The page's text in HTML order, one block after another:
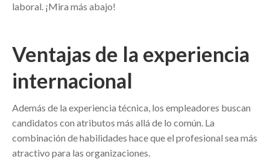
laboral. ¡Mira más abajo!
Ventajas de la experiencia
internacional
Además de la experiencia técnica, los empleadores buscan
candidatos con atributos más allá de lo común. La
combinación de habilidades hace que el profesional sea más
atractivo para las organizaciones.